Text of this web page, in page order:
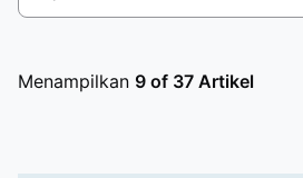
Menampilkan 9 of 37 Artikel